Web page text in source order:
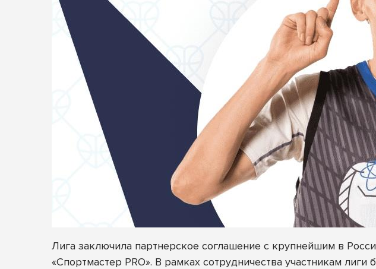
Лига заключила партнерское соглашение с крупнейшим в
«Спортмастер PRO». В рамках сотрудничества участникам лиги